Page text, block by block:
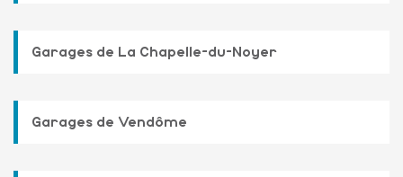
Garages de La Chapelle-du-Noyer
Garages de Vendôme